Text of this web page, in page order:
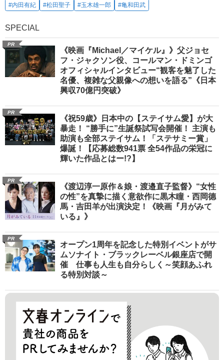
#内田有紀
#松田聖子 #玉木雄一郎 #亀和田武
SPECIAL
PR
《映画『Michael／マイケル』》父ジョセ
フ・ジャクソン役、コールマン・ドミンゴ
オフィシャルインタビュー“観客を魅了した
名優、複雑な父親像への想いを語る”《日本
興収70億円突破》
PR
《祝59歳》日本中の【ステイサム愛】が大
暴走！ “勝手に”生誕祭試写会開催！ 主演も
助演も全部ステイサム！「ステサミー賞」
爆誕！【応募総数941票 全54作品の栄冠に
輝いた作品とはー!?】
PR
《渡辺淳一原作＆娘・渡邉直子監督》“女性
の性”を真摯に描く意欲作に黒木瞳・西岡德
馬・吉田羊が出演決定！《映画『月がみて
いる』》
PR
オープン1周年を記念した特別イベントがサ
ムソナイト・ブラックレーベル銀座店で開
催 仕事も人生も自分らしく～笑顔あふれ
る特別対談～